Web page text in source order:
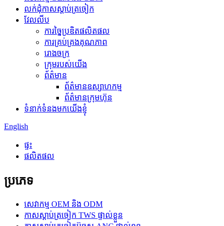
លក់ដុំកាសស្តាប់ត្រចៀក
វែលលីប
ការច្នៃប្រឌិតផលិតផល
ការគ្រប់គ្រងគុណភាព
រោងចក្រ
ក្រុមរបស់យើង
ព័ត៌មាន
ព័ត៌មានឧស្សាហកម្ម
ព័ត៌មានក្រុមហ៊ុន
ទំនាក់ទំនងមកយើងខ្ញុំ
English
ផ្ទះ
ផលិតផល
ប្រភេទ
សេវាកម្ម OEM និង ODM
កាសស្តាប់ត្រចៀក TWS ផ្ទាល់ខ្លួន